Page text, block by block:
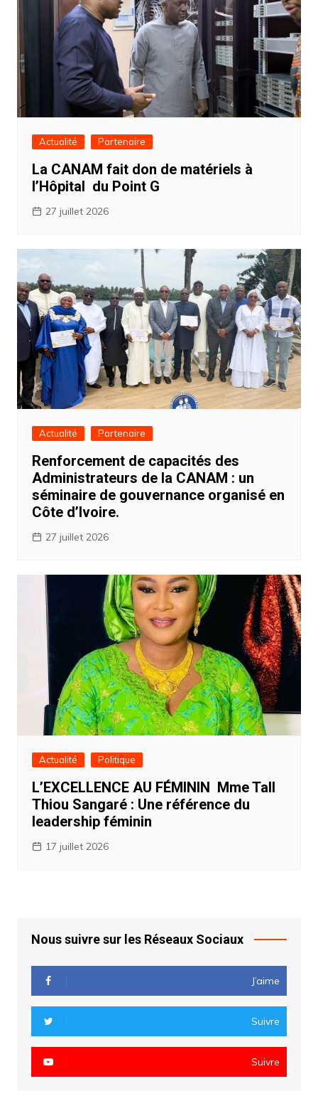
Actualité Partenaire
La CANAM fait don de matériels à
l’Hôpital du Point G
27 juillet 2026
Actualité Partenaire
Renforcement de capacités des
Administrateurs de la CANAM : un
séminaire de gouvernance organisé en
Côte d’Ivoire.
27 juillet 2026
Actualité Politique
L’EXCELLENCE AU FÉMININ Mme Tall
Thiou Sangaré : Une référence du
leadership féminin
17 juillet 2026
Nous suivre sur les Réseaux Sociaux
J’aime
Suivre
Suivre